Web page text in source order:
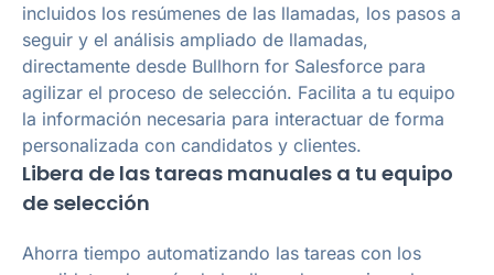
incluidos los resúmenes de las llamadas, los pasos a
seguir y el análisis ampliado de llamadas,
directamente desde Bullhorn for Salesforce para
agilizar el proceso de selección. Facilita a tu equipo
la información necesaria para interactuar de forma
personalizada con candidatos y clientes.
Libera de las tareas manuales a tu equipo
de selección
Ahorra tiempo automatizando las tareas con los